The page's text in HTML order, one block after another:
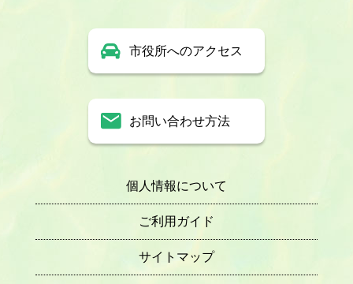
市役所へのアクセス
お問い合わせ方法
個人情報について
ご利用ガイド
サイトマップ